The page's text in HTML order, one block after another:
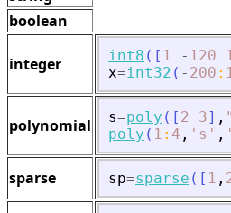
boolean
integer int8 ( [ 1 - 120
x=int32 ( - 200 :
polynomial s=poly ( [ 2 3] , "
poly ( 1 : 4 , ' s ' , '
sparse sp=sparse ( [ 1 ,